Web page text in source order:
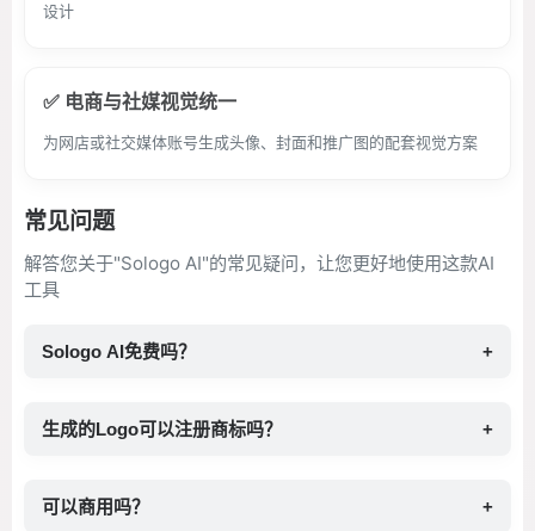
设计
✅ 电商与社媒视觉统一
为网店或社交媒体账号生成头像、封面和推广图的配套视觉方案
常见问题
解答您关于"Sologo AI"的常见疑问，让您更好地使用这款AI
工具
Sologo AI免费吗？ +
生成的Logo可以注册商标吗？ +
可以商用吗？ +